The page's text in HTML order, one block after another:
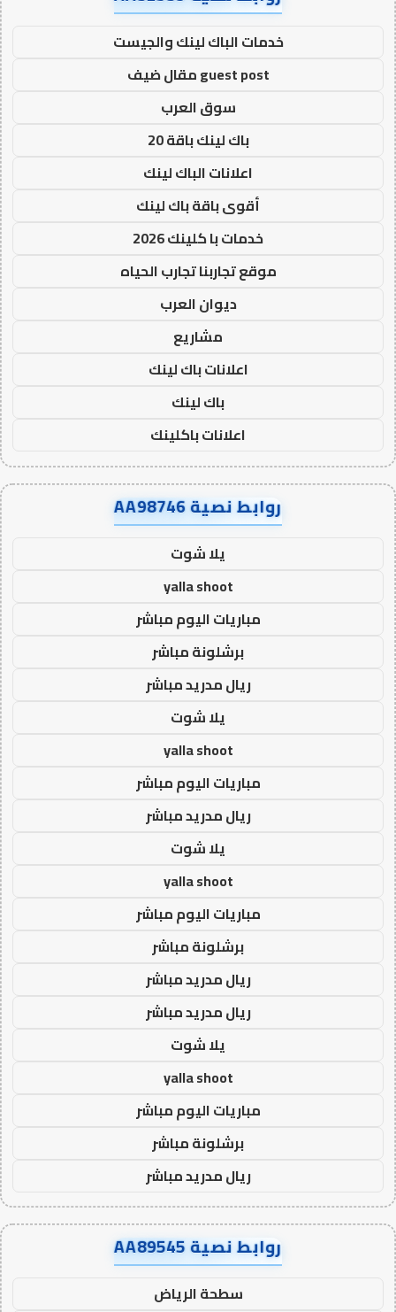
خدمات الباك لينك والجيست
guest post مقال ضيف
سوق العرب
باك لينك باقة 20
اعلانات الباك لينك
أقوى باقة باك لينك
خدمات با كلينك 2026
موقع تجاربنا تجارب الحياه
ديوان العرب
مشاريع
اعلانات باك لينك
باك لينك
اعلانات باكلينك
روابط نصية AA98746
يلا شوت
yalla shoot
مباريات اليوم مباشر
برشلونة مباشر
ريال مدريد مباشر
يلا شوت
yalla shoot
مباريات اليوم مباشر
ريال مدريد مباشر
يلا شوت
yalla shoot
مباريات اليوم مباشر
برشلونة مباشر
ريال مدريد مباشر
ريال مدريد مباشر
يلا شوت
yalla shoot
مباريات اليوم مباشر
برشلونة مباشر
ريال مدريد مباشر
روابط نصية AA89545
سطحة الرياض